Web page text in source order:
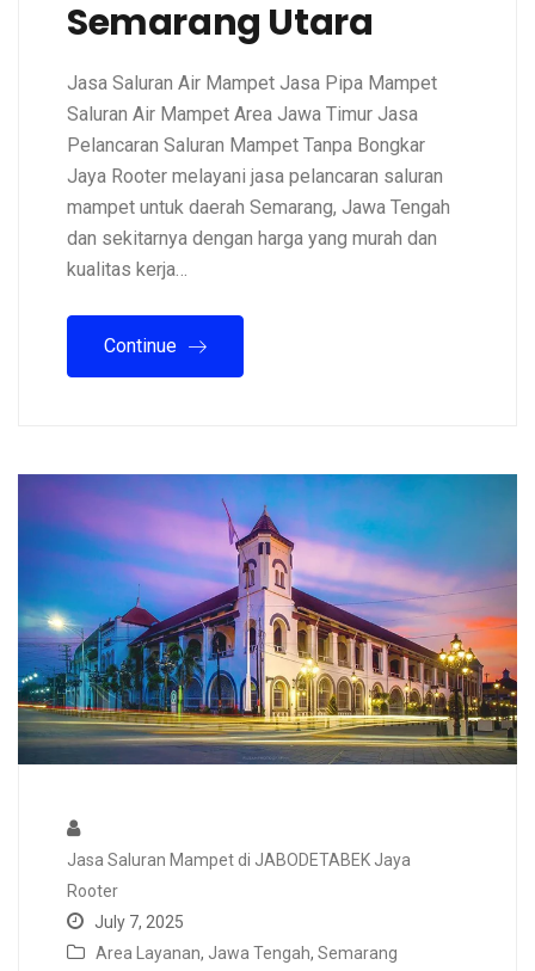
Semarang Utara
Jasa Saluran Air Mampet Jasa Pipa Mampet
Saluran Air Mampet Area Jawa Timur Jasa
Pelancaran Saluran Mampet Tanpa Bongkar
Jaya Rooter melayani jasa pelancaran saluran
mampet untuk daerah Semarang, Jawa Tengah
dan sekitarnya dengan harga yang murah dan
kualitas kerja…
Continue
Jasa Saluran Mampet di JABODETABEK Jaya
Rooter
July 7, 2025
Area Layanan, Jawa Tengah, Semarang